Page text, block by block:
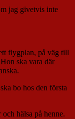
jag givetvis inte
flygplan, på väg till
ska vara där
bo hos den första
hälsa på henne.